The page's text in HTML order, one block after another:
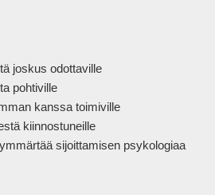
joskus odottaville
pohtiville
kanssa toimiville
kiinnostuneille
sijoittamisen psykologiaa